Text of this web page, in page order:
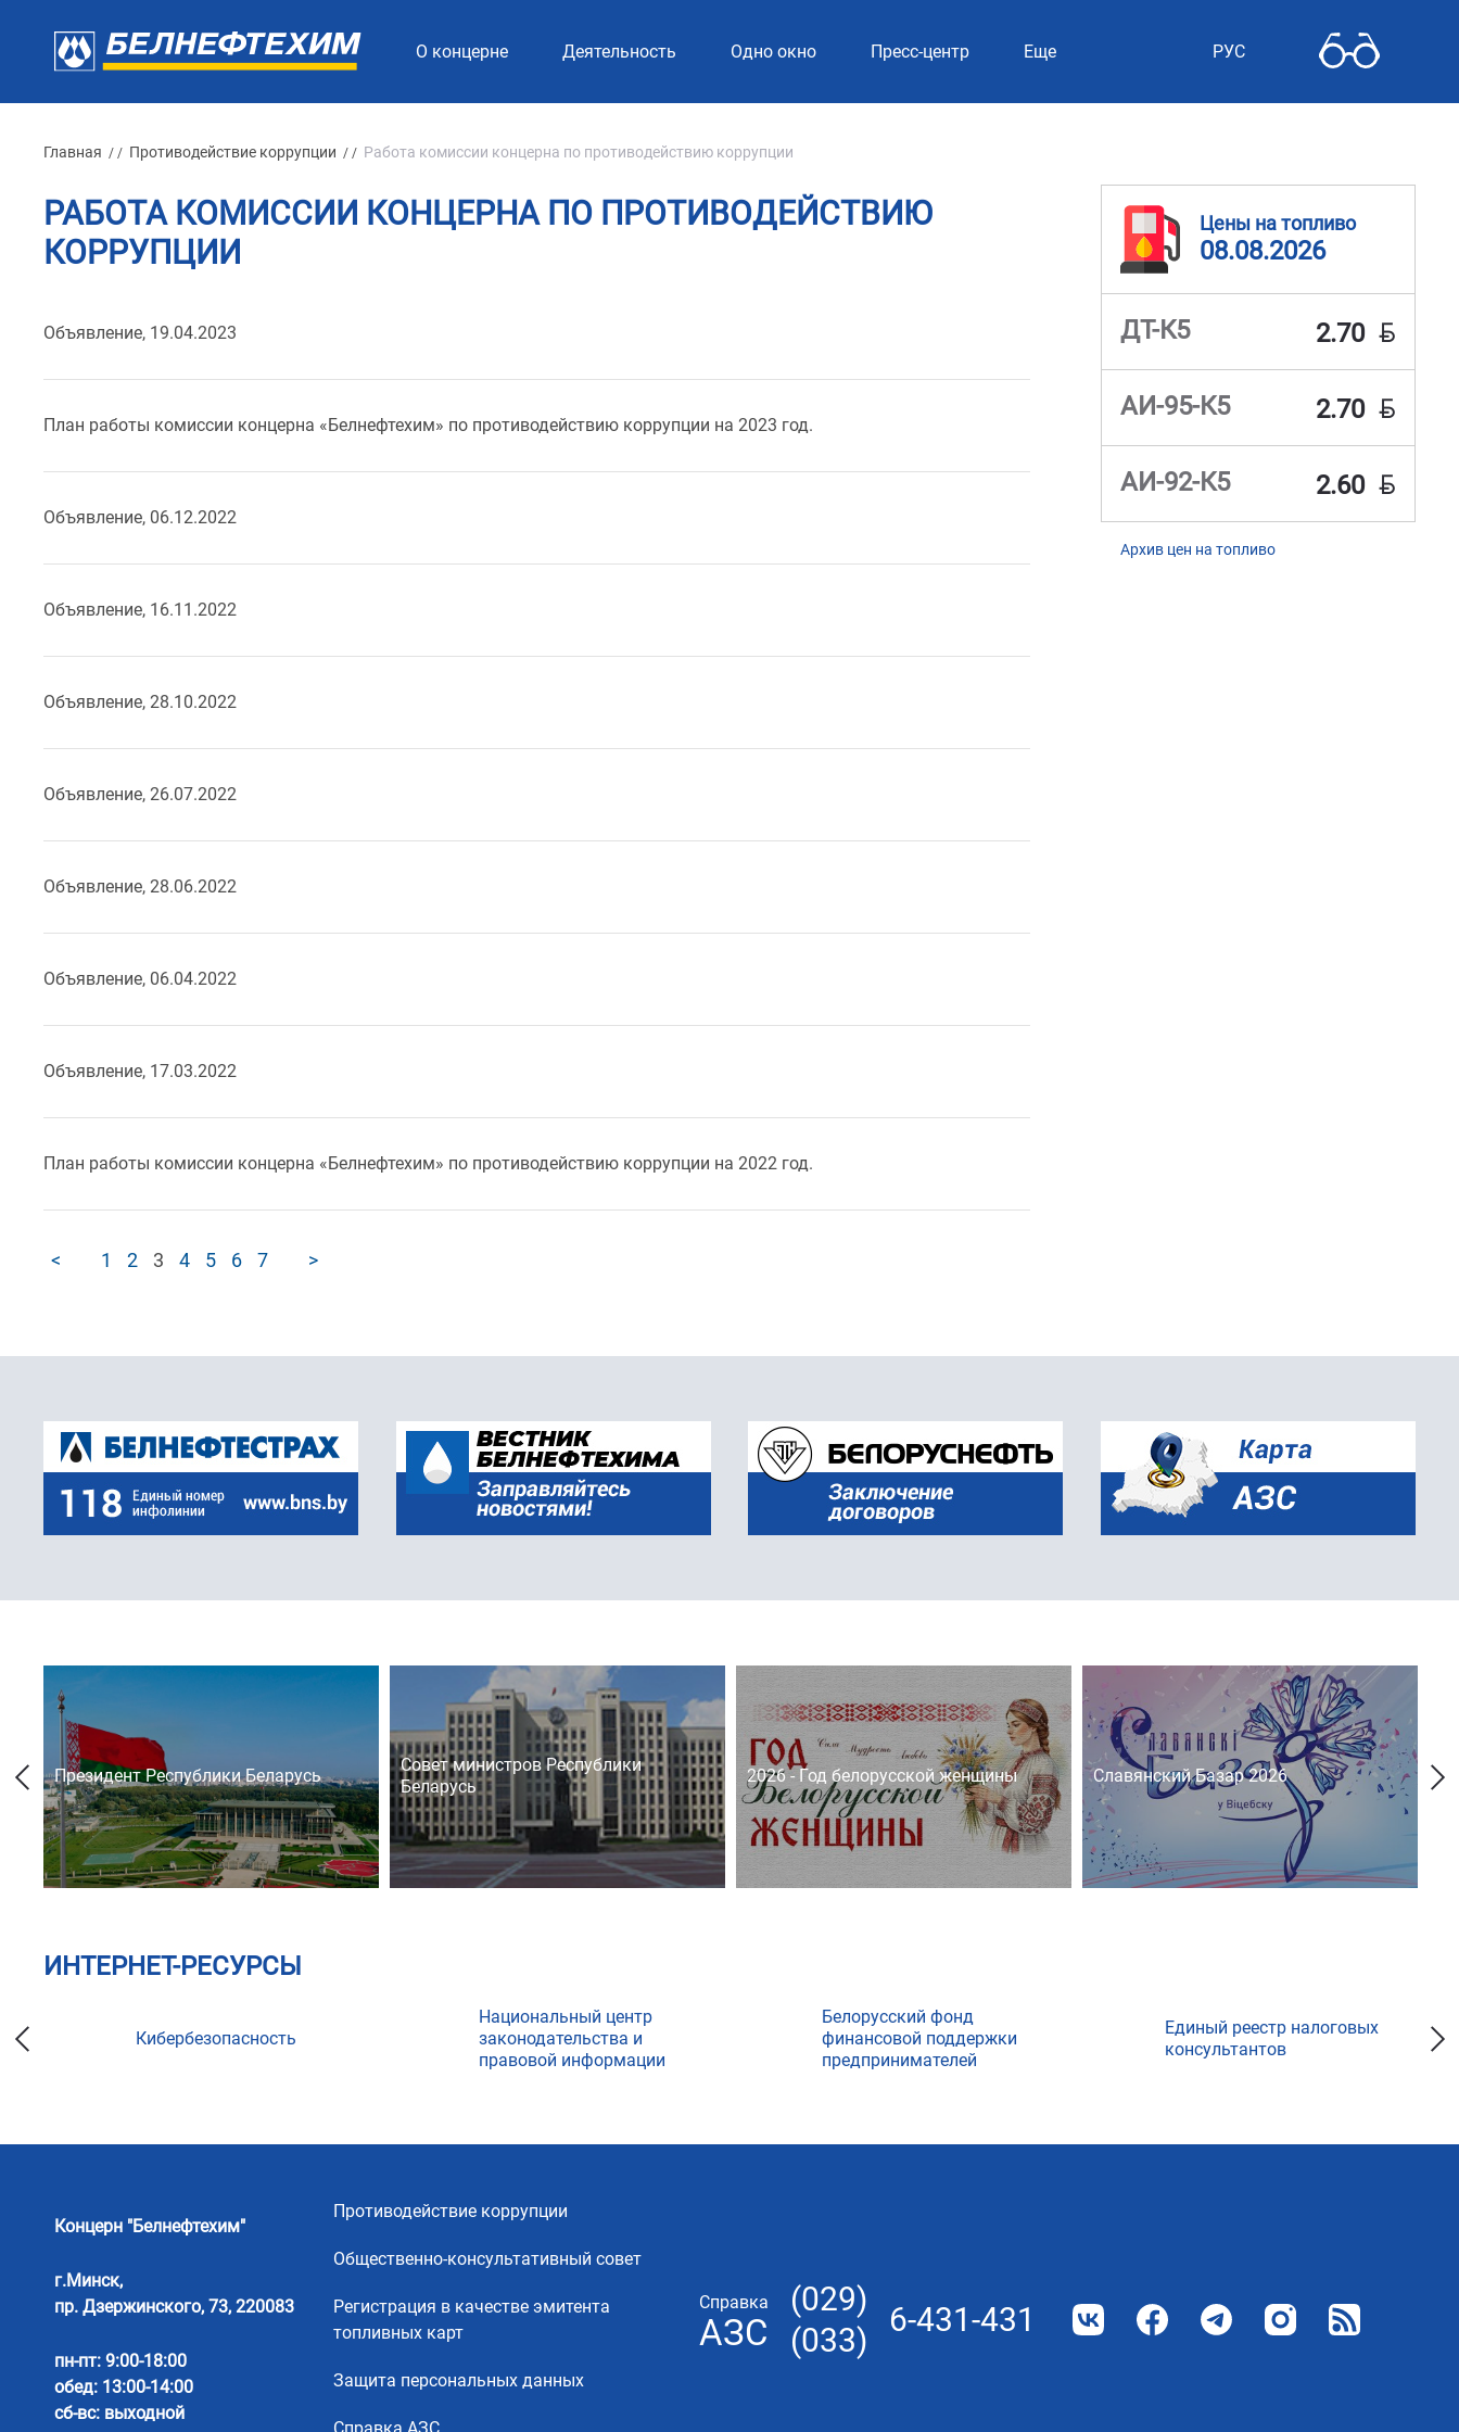
О концерне Деятельность Одно окно Пресс-центр Еще РУС
Главная / / Противодействие коррупции / / Работа комиссии концерна по противодействию коррупции
РАБОТА КОМИССИИ КОНЦЕРНА ПО ПРОТИВОДЕЙСТВИЮ
КОРРУПЦИИ
Объявление, 19.04.2023
План работы комиссии концерна «Белнефтехим» по противодействию коррупции на 2023 год.
Объявление, 06.12.2022
Объявление, 16.11.2022
Объявление, 28.10.2022
Объявление, 26.07.2022
Объявление, 28.06.2022
Объявление, 06.04.2022
Объявление, 17.03.2022
План работы комиссии концерна «Белнефтехим» по противодействию коррупции на 2022 год.
< 1 2 3 4 5 6 7 >
Цены на топливо
08.08.2026
ДТ-К5 2.70 BYN
АИ-95-К5 2.70 BYN
АИ-92-К5 2.60 BYN
Архив цен на топливо
Президент Республики Беларусь
Совет министров Республики
Беларусь
2026 - Год белорусской женщины Славянский Базар 2026
ИНТЕРНЕТ-РЕСУРСЫ
Кибербезопасность
Национальный центр
законодательства и
правовой информации
Белорусский фонд
финансовой поддержки
предпринимателей
Единый реестр налоговых
консультантов
Концерн "Белнефтехим"
г.Минск,
пр. Дзержинского, 73, 220083
пн-пт: 9:00-18:00
обед: 13:00-14:00
сб-вс: выходной
Противодействие коррупции
Общественно-консультативный совет
Регистрация в качестве эмитента
топливных карт
Защита персональных данных
Справка АЗС
Справка
АЗС
(029)
(033)
6-431-431